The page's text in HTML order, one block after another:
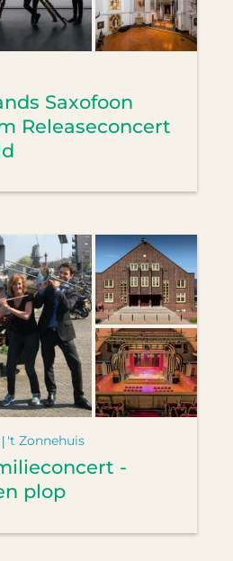
Saxofoon
Releaseconcert
't Zonnehuis
-
plop